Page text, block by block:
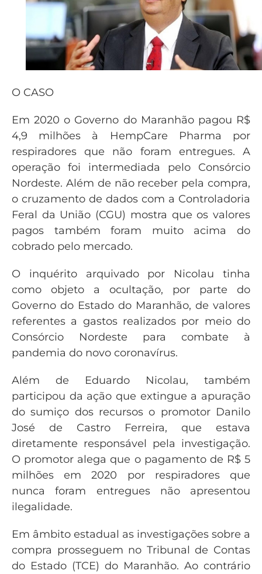
O CASO
Em 2020 o Governo do Maranhão pagou R$
4,9 milhões à HempCare Pharma por
respiradores que não foram entregues. A
operação foi intermediada pelo Consórcio
Nordeste. Além de não receber pela compra,
o cruzamento de dados com a Controladoria
Feral da União (CGU) mostra que os valores
pagos também foram muito acima do
cobrado pelo mercado.
O inquérito arquivado por Nicolau tinha
como objeto a ocultação, por parte do
Governo do Estado do Maranhão, de valores
referentes a gastos realizados por meio do
Consórcio Nordeste para combate à
pandemia do novo coronavírus.
Além de Eduardo Nicolau, também
participou da ação que extingue a apuração
do sumiço dos recursos o promotor Danilo
José de Castro Ferreira, que estava
diretamente responsável pela investigação.
O promotor alega que o pagamento de R$ 5
milhões em 2020 por respiradores que
nunca foram entregues não apresentou
ilegalidade.
Em âmbito estadual as investigações sobre a
compra prosseguem no Tribunal de Contas
do Estado (TCE) do Maranhão. Ao contrário